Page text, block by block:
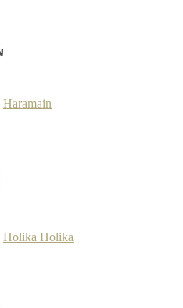
Haramain
Holika Holika